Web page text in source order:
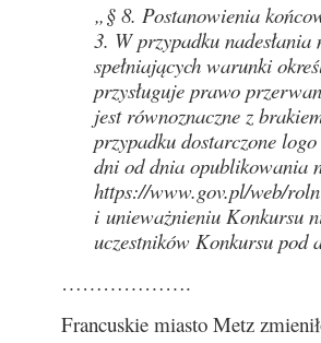
„§ 8. Postanowienia
3. W przypadku nadesłania
spełniających warunki
przysługuje prawo
jest równoznaczne z
przypadku dostarczone
dni od dnia opublikowania
https://www.gov.pl/web/
i unieważnieniu Konkursu
uczestników Konkursu pod
……………….
Francuskie miasto Metz